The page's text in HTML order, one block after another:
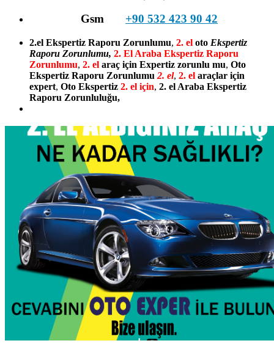
Gsm
+90 532 423 90 42
2.el Ekspertiz Raporu Zorunlumu, 2. el oto Ekspertiz
Raporu Zorunlumu, 2. El Araba Ekspertiz Raporu
Zorunlumu, 2. el araç için Expertiz zorunlu mu, Oto
Ekspertiz Raporu Zorunlumu 2. el, 2. el araçlar için
expert, Oto Ekspertiz 2. el için, 2. el Araba Ekspertiz
Raporu Zorunluluğu,